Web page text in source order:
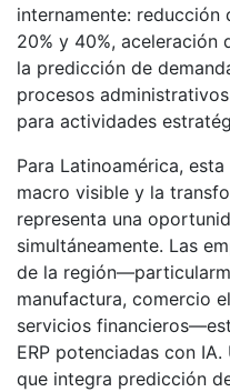
internamente:
20% y 40%, aceleración
la predicción de
procesos
para actividades
Para Latinoamérica,
macro visible y la
representa una
simultáneamente. Las
de la
manufactura, comercio
servicios
ERP potenciadas con
que integra predicción